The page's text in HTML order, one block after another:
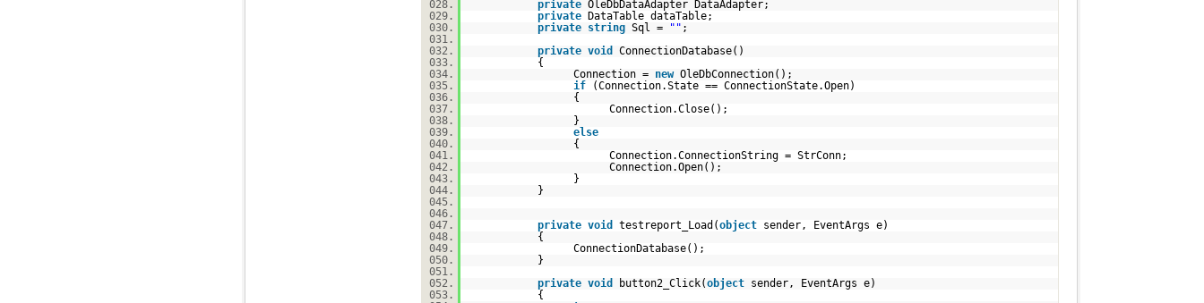
028.
private OleDbDataAdapter DataAdapter;
029.
private
DataTable dataTable;
030.
private string Sql = "" ;
031.
032.
private void
ConnectionDatabase()
033.
{
034.
Connection = new OleDbConnection();
035.
if
(Connection.State == ConnectionState.Open)
036.
{
037.
Connection.Close();
038.
}
039.
else
040.
{
041.
Connection.ConnectionString = StrConn;
042.
Connection.Open();
043.
}
044.
}
045.
046.
047.
private void testreport_Load(object
sender, EventArgs e)
048.
{
049.
ConnectionDatabase();
050.
}
051.
052.
private void button2_Click(object
sender, EventArgs e)
053.
{